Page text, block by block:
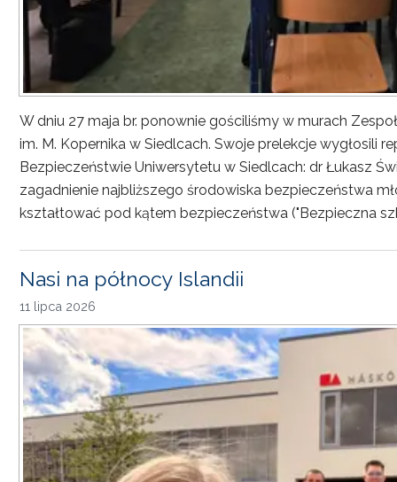
W dniu 27 maja br. ponownie gościliśmy w murach
im. M. Kopernika w Siedlcach. Swoje prelekcje wygłosili
Bezpieczeństwie Uniwersytetu w Siedlcach: dr Łukasz
zagadnienie najbliższego środowiska bezpieczeństwa
kształtować pod kątem bezpieczeństwa ("Bezpieczna
Nasi na północy Islandii
11 lipca 2026